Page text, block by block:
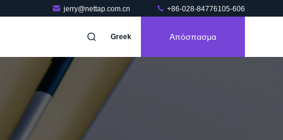
jerry@nettap.com.cn +86-028-84776105-606
Greek Απόσπασμα